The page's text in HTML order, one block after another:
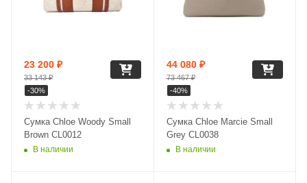
Сумка Chloe Woody Small
Brown CL0012
В наличии
23 200 ₽
33 143₽
-30%
Сумка Chloe Marcie Small
Grey CL0038
В наличии
44 080₽
73 467₽
-40%